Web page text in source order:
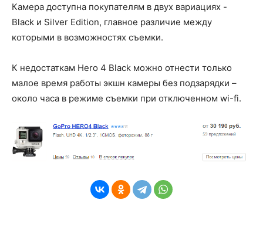
Камера доступна покупателям в двух вариациях -
Black и Silver Edition, главное различие между
которыми в возможностях съемки.
К недостаткам Hero 4 Black можно отнести только
малое время работы экшн камеры без подзарядки –
около часа в режиме съемки при отключенном wi-fi.